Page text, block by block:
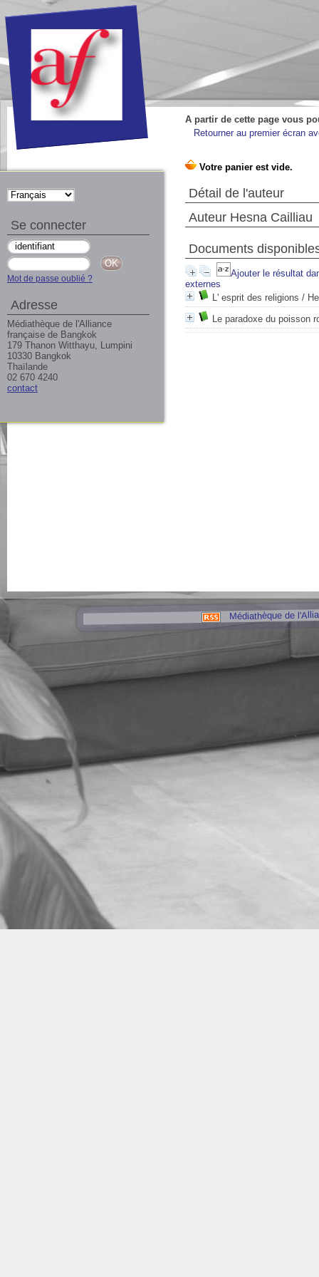
A partir de cette page vous
Retourner au premier écran
Détail de l'auteur
Auteur Hesna Cailliau
Documents
Ajouter le résultat
externes
L' esprit des religions /
Le paradoxe du poisson
Médiathèque de
Se connecter
Mot de passe oublié ?
Adresse
Médiathèque de l'Alliance
française de Bangkok
179 Thanon Witthayu, Lumpini
10330 Bangkok
Thaïlande
02 670 4240
contact